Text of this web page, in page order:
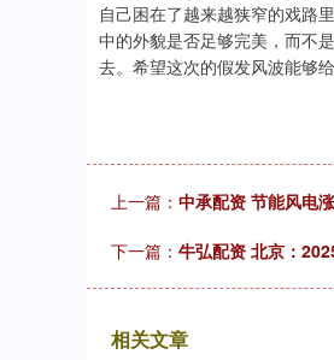
自己困在了越来越狭窄的戏路
中的外貌是否足够完美，而不
去。希望这次的假发风波能够
上一篇： 中承配资 节能风电
下一篇： 牛弘配资 北京：
相关文章